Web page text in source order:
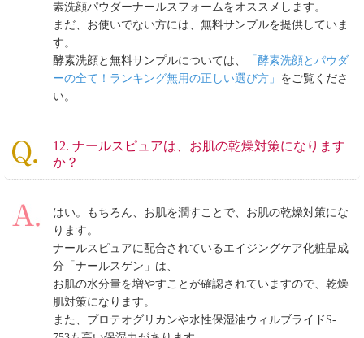
素洗顔パウダーナールスフォームをオススメします。
まだ、お使いでない方には、無料サンプルを提供していま
す。
酵素洗顔と無料サンプルについては、
「酵素洗顔とパウダ
ーの全て！ランキング無用の正しい選び方」 をご覧くださ
い。
12. ナールスピュアは、お肌の乾燥対策になります
か？
はい。もちろん、お肌を潤すことで、お肌の乾燥対策にな
ります。
ナールスピュアに配合されているエイジングケア化粧品成
分「ナールスゲン」は、
お肌の水分量を増やすことが確認されていますので、乾燥
肌対策になります。
また、プロテオグリカンや水性保湿油ウィルブライドS-